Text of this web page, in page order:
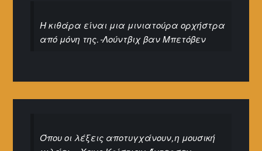
Η κιθάρα είναι μια μινιατούρα ορχήστρα
από μόνη της. -Λούντβιχ βαν Μπετόβεν
Όπου οι λέξεις αποτυγχάνουν, η μουσική